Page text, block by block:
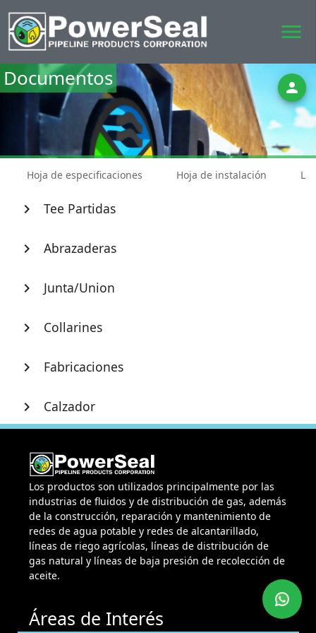
menu
person
Documentos
Hoja de especificaciones Hoja de instalación
chevron_right Tee Partidas
chevron_right Abrazaderas
chevron_right Junta/Union
chevron_right Collarines
chevron_right Fabricaciones
chevron_right Calzador
Los productos son utilizados principalmente por las
industrias de fluidos y de distribución de gas, además
de la construcción, reparación y mantenimiento de
redes de agua potable y redes de alcantarillado,
líneas de riego agrícolas, líneas de distribución de
gas natural y líneas de baja presión de recolección de
aceite.
Áreas de Interés